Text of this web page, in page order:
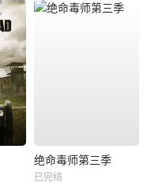
绝命毒师第三季
已完结